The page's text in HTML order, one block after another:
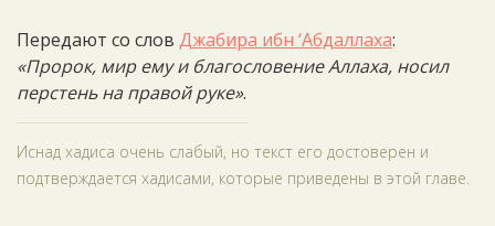
Передают со слов Джабира ибн ‘Абдаллаха:
«Пророк, мир ему и благословение Аллаха, носил
перстень на правой руке».
Иснад хадиса очень слабый, но текст его достоверен и
подтверждается хадисами, которые приведены в этой главе.